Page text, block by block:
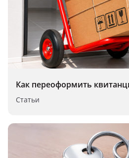
Как переоформить
Статьи